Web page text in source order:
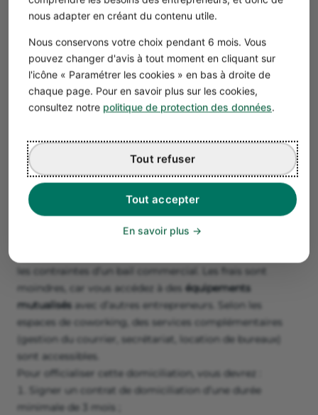
nous adapter en créant du contenu utile.
Nous conservons votre choix pendant 6 mois. Vous
pouvez changer d'avis à tout moment en cliquant sur
l'icône « Paramétrer les cookies » en bas à droite de
chaque page. Pour en savoir plus sur les cookies,
consultez notre politique de protection des données.
Tout accepter
Tout refuser
En savoir plus
Si vous possédez ou louez un local pour l’exercice de
siège social de l’entreprise ? En domiciliant l’entreprise
individuelle dans un local commercial ou professionnel,
votre adresse personnelle ne sera pas rendue publique.
Seuls les frais d’acquisition ou de location du local sont à
La domiciliation d'entreprise dans un
coworking
Vous avez fait le choix de rejoindre un espace de
coworking pour créer votre réseau ? C’est également
une solution à considérer pour y domicilier son
entreprise individuelle.
les contraintes d’un bail commercial. Les frais sont
moindres, car vous accédez à des équipements
mutualisés avec d’autres entrepreneurs. Selon les
espaces de coworking, des services complémentaires
(gestion du courrier, secrétariat, location de bureaux)
sont accessibles.
Pour officialiser cette domiciliation, vous devrez :
Signer un contrat de domiciliation d’une durée
minimale de 3 mois ;